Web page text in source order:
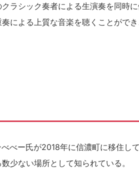
ラシック奏者による生演奏を同時
による上質な音楽を聴くことがで
べー氏が2018年に信濃町に移住し
少ない場所として知られている。